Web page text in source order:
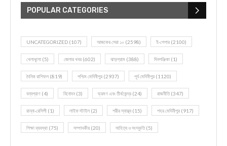
POPULAR CATEGORIES
UNCATEGORIZED (107) আজকের সেরা ১০ (2598) ই-পেপার (2100)
খেলাধূলো (5) জেলার খবর (602) ঝাড়গ্রাম (388) দিনপঞ্জিকা (1)
দৈনিক রাশিফল (819) পশ্চিম মেদিনীপুর (2937) পূর্ব মেদিনীপুর (1120)
বন্যপ্রাণ (4) বিনোদন(3) ভ্রমণ এবং তীর্থকেন্দ্র (24) রাজনীতি(347)
রান্না-রেসিপী (1) লাইফ স্টাইল (2) শরীর স্বাস্থ্য (15) শহর মেদিনীপুর (917)
শিক্ষা ব্যবস্থা (75) সম্পাদকীয় (20) সাহিত্য ও সংস্কৃতি(5)